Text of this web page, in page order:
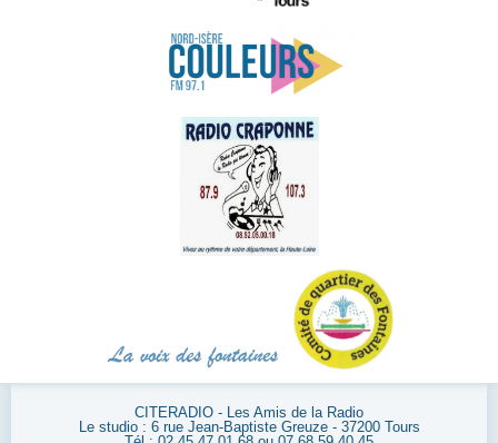
CITERADIO - Les Amis de la Radio
Le studio : 6 rue Jean-Baptiste Greuze - 37200 Tours